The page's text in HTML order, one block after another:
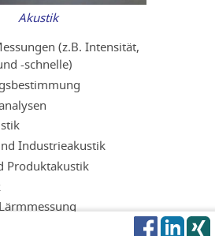
Akustik
(z.B. Intensität,
-schnelle)
Industrieakustik
Produktakustik
psychoakustische